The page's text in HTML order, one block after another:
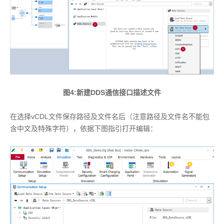
图4:新建DDS通信接口描述文件
在选择vCDL文件保存路径及文件名后（注意路径及文件名不能包
含中文及特殊字符），依据下图指引打开编辑：